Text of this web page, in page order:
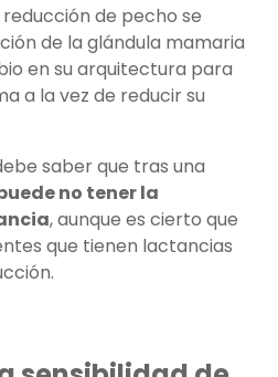
de pecho se
de la glándula mamaria
en su arquitectura para
a la vez de reducir su
saber que tras una
no tener la
, aunque es cierto que
que tienen lactancias